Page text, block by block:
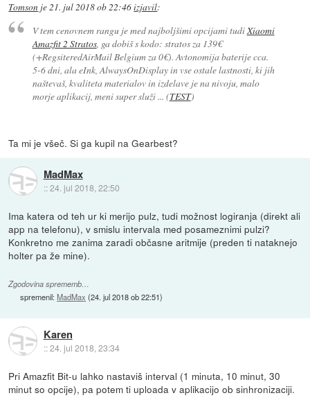
Tomson je21. jul 2018 ob 22:46izjavil:
V tem cenovnem rangu je med najboljšimi opcijami tudi Xiaomi
Amazfit 2 Stratos, ga dobiš s kodo: stratos za 139€
(+RegsiteredAirMail Belgium za 0€). Avtonomija baterije cca.
5-6 dni, ala eInk, AlwaysOnDisplay in vse ostale lastnosti, ki jih
naštevaš, kvaliteta materialov in izdelave je na nivoju, malo
morje aplikacij, meni super služi ... (TEST)
Ta mi je všeč. Si ga kupil na Gearbest?
MadMax
::24. jul 2018, 22:50
Ima katera od teh ur ki merijo pulz, tudi možnost logiranja (direkt ali
app na telefonu), v smislu intervala med posameznimi pulzi?
Konkretno me zanima zaradi občasne aritmije (preden ti nataknejo
holter pa že mine).
Zgodovina sprememb…
spremenil:MadMax (24. jul 2018 ob 22:51)
Karen
::24. jul 2018, 23:34
Pri Amazfit Bit-u lahko nastaviš interval (1 minuta, 10 minut, 30
minut so opcije), pa potem ti uploada v aplikacijo ob sinhronizaciji.